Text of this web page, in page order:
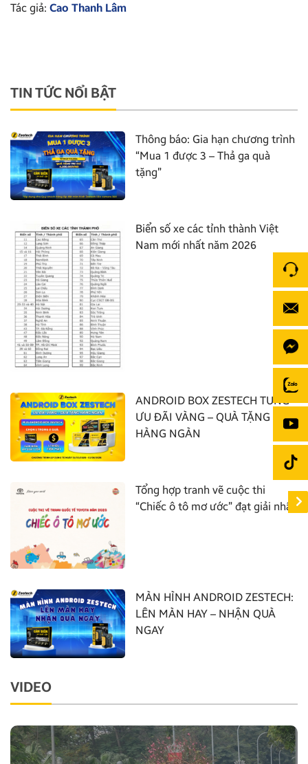
Tác giả: Cao Thanh Lâm
TIN TỨC NỔI BẬT
Thông báo: Gia hạn chương trình
“Mua 1 được 3 – Thả ga quà
tặng”
Biển số xe các tỉnh thành Việt
Nam mới nhất năm 2026
ANDROID BOX ZESTECH TUNG
ƯU ĐÃI VÀNG – QUÀ TẶNG
HÀNG NGÀN
Tổng hợp tranh vẽ cuộc thi
“Chiếc ô tô mơ ước” đạt giải nhất
MÀN HÌNH ANDROID ZESTECH:
LÊN MÀN HAY – NHẬN QUÀ
NGAY
VIDEO